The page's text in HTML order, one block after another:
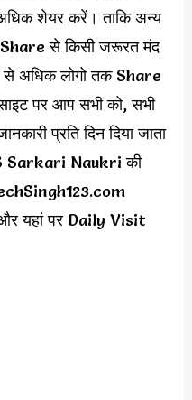
शेयर करें। ताकि अन्य
से किसी जरूरत मंद
से अधिक लोगो तक Share
पर आप सभी को, सभी
प्रति दिन दिया जाता
Sarkari Naukri की
यहां पर Daily Visit